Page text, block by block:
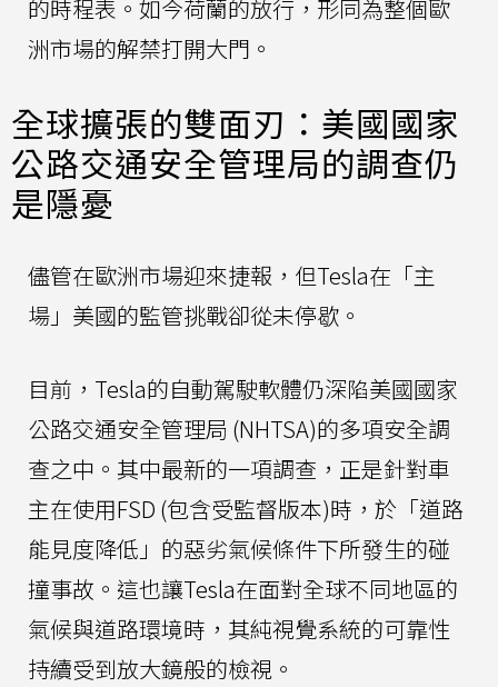
的時程表。如今荷蘭的放行，形同為整個歐
洲市場的解禁打開大門。
全球擴張的雙面刃：美國國家
公路交通安全管理局的調查仍
是隱憂
儘管在歐洲市場迎來捷報，但Tesla在「主
場」美國的監管挑戰卻從未停歇。
目前，Tesla的自動駕駛軟體仍深陷美國國家
公路交通安全管理局 (NHTSA)的多項安全調
查之中。其中最新的一項調查，正是針對車
主在使用FSD (包含受監督版本)時，於「道路
能見度降低」的惡劣氣候條件下所發生的碰
撞事故。這也讓Tesla在面對全球不同地區的
氣候與道路環境時，其純視覺系統的可靠性
持續受到放大鏡般的檢視。